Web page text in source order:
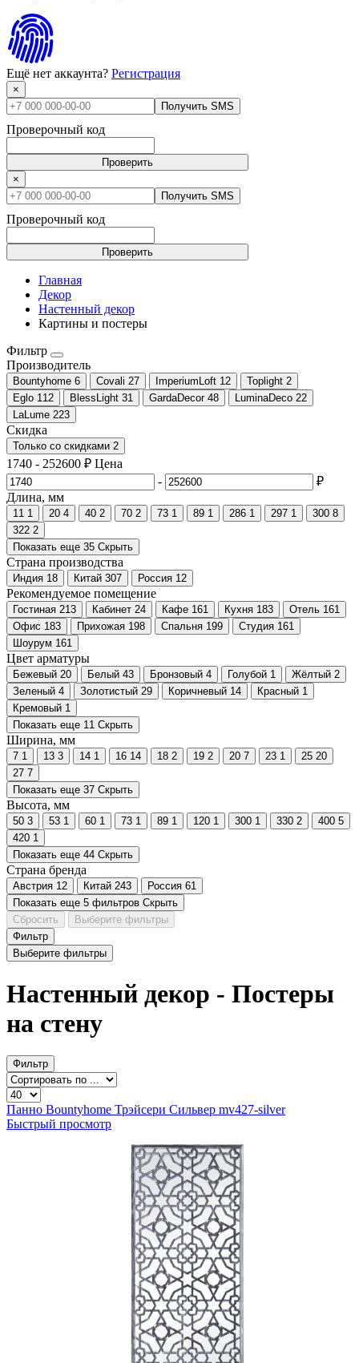
Ещё нет аккаунта? Регистрация
×
Получить SMS
Проверочный код
Проверить
×
Получить SMS
Проверочный код
Проверить
Главная
Декор
Настенный декор
Картины и постеры
Фильтр
Производитель
Bountyhome 6 Covali 27 ImperiumLoft 12 Toplight 2
Eglo 112 BlessLight 31 GardaDecor 48 LuminaDeco 22
LaLume 223
Скидка
Только со cкидками 2
1740 - 252600 ₽ Цена
-
₽
Длина, мм
11 1 20 4 40 2 70 2 73 1 89 1 286 1 297 1 300 8
322 2
Показать еще 35 Скрыть
Страна производства
Индия 18 Китай 307 Россия 12
Рекомендуемое помещение
Гостиная 213 Кабинет 24 Кафе 161 Кухня 183 Отель 161
Офис 183 Прихожая 198 Спальня 199 Студия 161
Шоурум 161
Цвет арматуры
Бежевый 20 Белый 43 Бронзовый 4 Голубой 1 Жёлтый 2
Зеленый 4 Золотистый 29 Коричневый 14 Красный 1
Кремовый 1
Показать еще 11 Скрыть
Ширина, мм
7 1 13 3 14 1 16 14 18 2 19 2 20 7 23 1 25 20
27 7
Показать еще 37 Скрыть
Высота, мм
50 3 53 1 60 1 73 1 89 1 120 1 300 1 330 2 400 5
420 1
Показать еще 44 Скрыть
Страна бренда
Австрия 12 Китай 243 Россия 61
Показать еще 5 фильтров Скрыть
Сбросить
Выберите фильтры
Фильтр
Выберите фильтры
Настенный декор - Постеры
на стену
Фильтр
Панно Bountyhome Трэйсери Сильвер mv427-silver
Быстрый просмотр